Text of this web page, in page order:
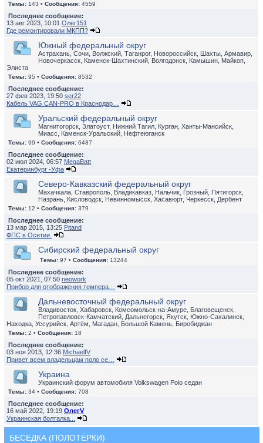
Темы: 143 • Сообщения: 4559
Последнее сообщение:
13 авг 2023, 10:01 Олег151
Где ремонтировали МКПП?
Южный федеральный округ
Астрахань, Сочи, Волжский, Таганрог, Новороссийск, Шахты, Армавир,
Новочеркасск, Каменск-Шахтинский, Волгодонск, Камышин, Майкоп,
Элиста
Темы: 95 • Сообщения: 8532
Последнее сообщение:
27 фев 2023, 19:50 ser22
Кабель VAG CAN-PRO в Краснодар…
Уральский федеральный округ
Магнитогорск, Златоуст, Нижний Тагил, Курган, Ханты-Мансийск,
Миасс, Каменск-Уральский, Нефтеюганск
Темы: 99 • Сообщения: 6487
Последнее сообщение:
02 июл 2024, 06:57 MegaBatt
Екатеринбург -Уфа
Северо-Кавказский федеральный округ
Махачкала, Ставрополь, Владикавказ, Нальчик, Грозный, Пятигорск,
Назрань, Кисловодск, Невинномысск, Хасавюрт, Черкесск, Дербент
Темы: 12 • Сообщения: 379
Последнее сообщение:
13 мар 2015, 13:25 Pitand
ФПС в Осетии.
Сибирский федеральный округ
Темы: 97 • Сообщения: 13244
Последнее сообщение:
05 окт 2021, 07:50 neowork
Прибор для отображения темпера…
Дальневосточный федеральный округ
Владивосток, Хабаровск, Комсомольск-на-Амуре, Благовещенск,
Петропавловск-Камчатский, Дальнегорск, Якутск, Южно-Сахалинск,
Находка, Уссурийск, Артём, Магадан, Большой Камень, Биробиджан
Темы: 2 • Сообщения: 18
Последнее сообщение:
03 ноя 2013, 12:36 MichaelIV
Привет всем владельцам поло се…
Украина
Украинский форум автомобиля Volkswagen Polo седан
Темы: 34 • Сообщения: 708
Последнее сообщение:
16 май 2022, 19:19 ОлегV
Украинская болталка...
БЕСЕДКА (ПОЛОТЁРКИ)